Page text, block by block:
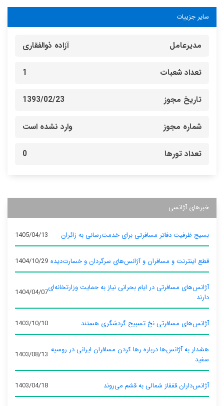
سایر جزییات
مدیرعامل آزاده ذوالفقاری
تعداد شعبات 1
تاریخ مجوز 1393/02/23
شماره مجوز وارد نشده است
تعداد تورها 0
خبرهای آژانسی
بسیج ظرفیت دفاتر مسافرتی برای خدمت‌رسانی به زائران 1405/04/13
قطع اینترنت و مسافران و آژانس‌های سرگردان و خسارت‌دیده 1404/10/29
آژانس‌های مسافرتی در ایام بحرانی نیاز به حمایت وزارتخانه‌ای
دارند
1404/04/07
آژانس‌های مسافرتی نخ تسبیح گردشگری هستند 1403/10/10
هشدار به آژانس‌ها درباره رها کردن مسافران ایرانی در روسیه
سفید
1403/08/13
آژانس‌داران قفقاز شمالی به قشم می‌روند 1403/04/18